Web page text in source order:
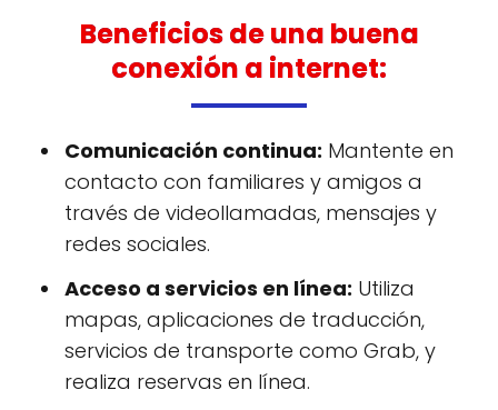
Beneficios de una buena
conexión a internet:
Comunicación continua: Mantente en
contacto con familiares y amigos a
través de videollamadas, mensajes y
redes sociales.
Acceso a servicios en línea: Utiliza
mapas, aplicaciones de traducción,
servicios de transporte como Grab, y
realiza reservas en línea.